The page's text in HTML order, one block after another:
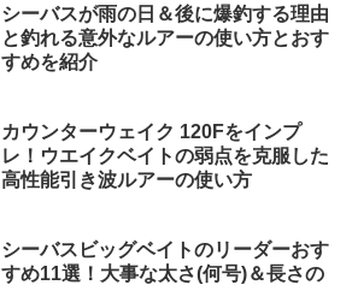
シーバスが雨の日＆後に爆釣する理由
と釣れる意外なルアーの使い方とおす
すめを紹介
カウンターウェイク 120Fをインプ
レ！ウエイクベイトの弱点を克服した
高性能引き波ルアーの使い方
シーバスビッグベイトのリーダーおす
すめ11選！大事な太さ(何号)＆長さの